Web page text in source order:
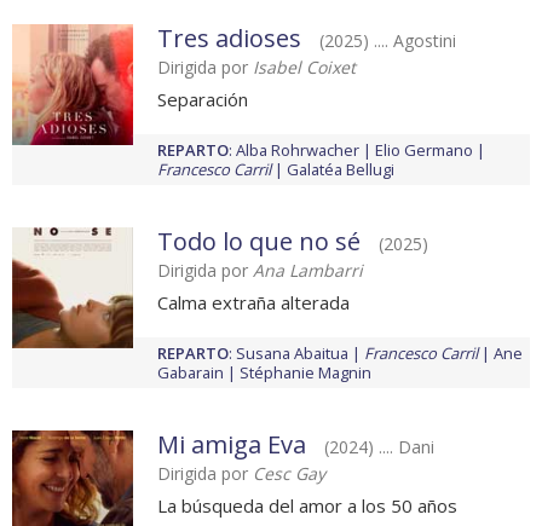
Tres adioses
(2025) .... Agostini
Dirigida por Isabel Coixet
Separación
REPARTO: Alba Rohrwacher
Elio Germano
Francesco Carril
Galatéa Bellugi
Todo lo que no sé
(2025)
Dirigida por Ana Lambarri
Calma extraña alterada
REPARTO: Susana Abaitua Francesco Carril
Ane
Gabarain
Stéphanie Magnin
Mi amiga Eva
(2024) .... Dani
Dirigida por Cesc Gay
La búsqueda del amor a los 50 años